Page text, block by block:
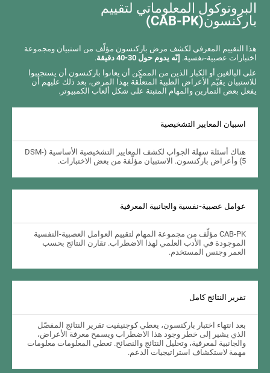
البروتوكول المعلوماتي لتقييم
باركنسون(CAB-PK)
هذا التقييم المعرفي لكشف مرض باركنسون مؤلّف من استبيان ومجموعة
اختبارات عصبية-نفسية. إنّه يدوم حول 30-40 دقيقة
.
على البالغين أو الكبار الذين من الممكن أن يعانوا باركنسون أن يستجيبوا
للاستبيان يقيّم الأعراض الطبية المتعلّقة بهذا المرض، بعد ذلك عليهم أن
يفعل بعض التمارين والمهام المثبتة على شكل ألعاب الكمبيوتر.
اسبيان المعايير التشخيصية
هناك أسئلة سهلة الجواب لكشف المعايير التشخيصية الأساسية (DSM-
5) وأعراض باركنسون. الاستبيان مؤلّفة من بعض الاختبارات.
عوامل عصبية-نفسية والجانبية المعرفية
CAB-PK مؤلّف من مجموعة المهام لتقييم العوامل العصبية-النفسية
الموجودة في الأدب العلمي لهذا الاضطراب. تقارن النتائج بحسب
العمر وجنس المستخدم.
تقرير النتائج كامل
بعد انتهاء اختبار باركنسون، يعطي كوجنيفيت تقرير النتائج المفصّل
الذي يشير إلى خطر وجود هذا الاضطراب ويسمح معرفة الأعراض،
والجانبية لمعرفية، وتحليل النتائج والنصائح. تعطي المعلومات معلومات
مهمة لاستكشاف استراتيجيات الدعم.